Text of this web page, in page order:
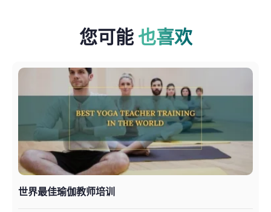
您可能 也喜欢
世界最佳瑜伽教师培训